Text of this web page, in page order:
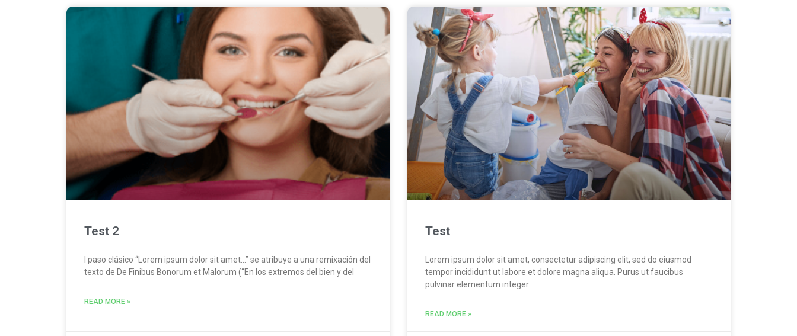
Test 2
l paso clásico “Lorem ipsum dolor sit amet…” se atribuye a una remixación del
texto de De Finibus Bonorum et Malorum (“En los extremos del bien y del
READ MORE »
Test
Lorem ipsum dolor sit amet, consectetur adipiscing elit, sed do eiusmod
tempor incididunt ut labore et dolore magna aliqua. Purus ut faucibus
pulvinar elementum integer
READ MORE »